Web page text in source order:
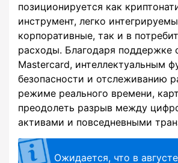
позиционируется как
инструмент, легко
корпоративные, так и в
расходы. Благодаря поддержке
Mastercard, интеллектуальным
безопасности и отслеживанию
режиме реального времени,
преодолеть разрыв между
активами и повседневными
Ожидается, что в